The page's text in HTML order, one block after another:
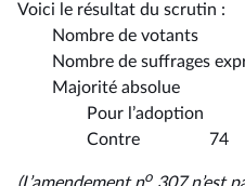
Voici le résultat du scrutin :
Nombre de
Nombre de suffrages
Majorité
Pour
Contre 74
o